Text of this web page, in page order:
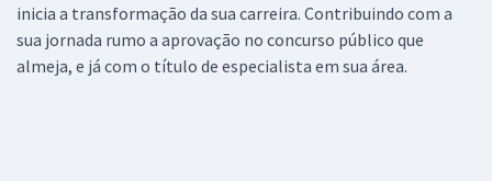
inicia a transformação da sua carreira. Contribuindo com a
sua jornada rumo a aprovação no concurso público que
almeja, e já com o título de especialista em sua área.